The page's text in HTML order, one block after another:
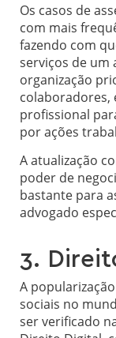
Os casos de
com mais
fazendo com
serviços de um
organização
colaboradores,
profissional
por ações
A atualização
poder de
bastante para
advogado
3.
A
sociais no
ser verificado